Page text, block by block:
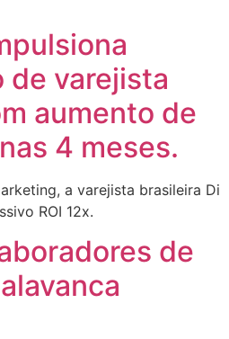
de varejista
aumento de
4 meses.
a varejista brasileira Di
ROI 12x.
de